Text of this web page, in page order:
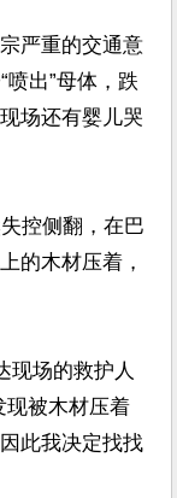
严重的交通意
出”母体，跌
场还有婴儿哭
控侧翻，在巴
的木材压着，
现场的救护人
现被木材压着
此我决定找找